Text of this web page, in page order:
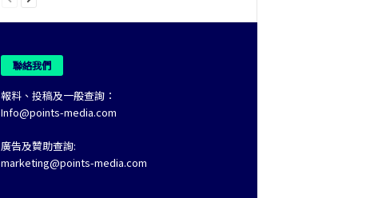
聯絡我們
報料、投稿及一般查詢：
Info@points-media.com
廣告及贊助查詢:
marketing@points-media.com